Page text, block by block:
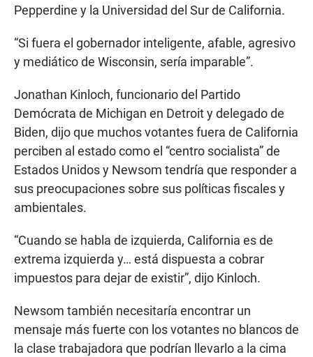
Pepperdine y la Universidad del Sur de California.
“Si fuera el gobernador inteligente, afable, agresivo
y mediático de Wisconsin, sería imparable”.
Jonathan Kinloch, funcionario del Partido
Demócrata de Michigan en Detroit y delegado de
Biden, dijo que muchos votantes fuera de California
perciben al estado como el “centro socialista” de
Estados Unidos y Newsom tendría que responder a
sus preocupaciones sobre sus políticas fiscales y
ambientales.
“Cuando se habla de izquierda, California es de
extrema izquierda y… está dispuesta a cobrar
impuestos para dejar de existir”, dijo Kinloch.
Newsom también necesitaría encontrar un
mensaje más fuerte con los votantes no blancos de
la clase trabajadora que podrían llevarlo a la cima